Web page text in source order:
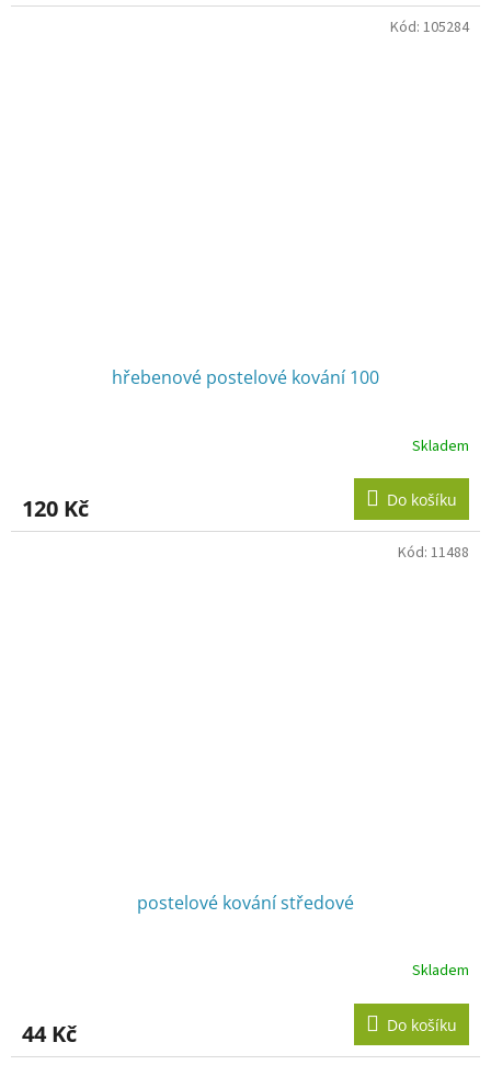
hřebenové postelové kování 100
Skladem
120 Kč Do košíku
Kód: 105284
postelové kování středové
Skladem
44 Kč Do košíku
Kód: 11488